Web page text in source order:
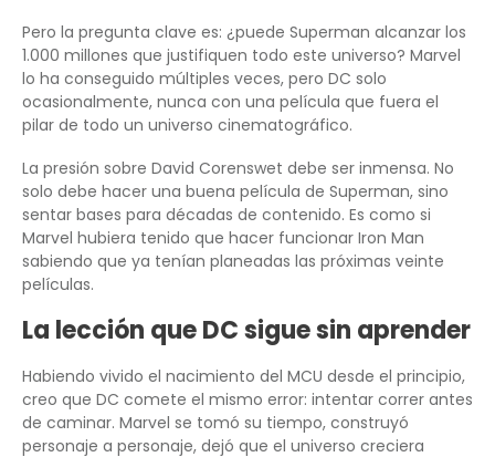
Pero la pregunta clave es: ¿puede Superman alcanzar los
1.000 millones que justifiquen todo este universo? Marvel
lo ha conseguido múltiples veces, pero DC solo
ocasionalmente, nunca con una película que fuera el
pilar de todo un universo cinematográfico.
La presión sobre David Corenswet debe ser inmensa. No
solo debe hacer una buena película de Superman, sino
sentar bases para décadas de contenido. Es como si
Marvel hubiera tenido que hacer funcionar Iron Man
sabiendo que ya tenían planeadas las próximas veinte
películas.
La lección que DC sigue sin aprender
Habiendo vivido el nacimiento del MCU desde el principio,
creo que DC comete el mismo error: intentar correr antes
de caminar. Marvel se tomó su tiempo, construyó
personaje a personaje, dejó que el universo creciera